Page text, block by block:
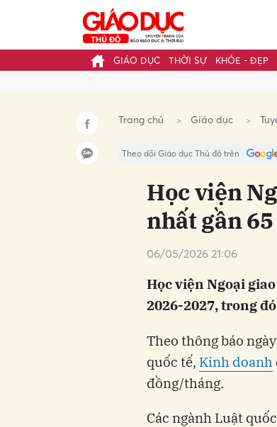
GIÁO DỤC THỜI SỰ KHỎE - ĐẸP
Trang chủ Giáo dục
Theo dõi Giáo dục Thủ đô trên
Học viện
nhất gần
06/05/2026 21:06
Học viện Ngoại
2026-2027, trong
Theo thông báo
quốc tế, Kinh doanh
đồng/tháng.
Các ngành Luật